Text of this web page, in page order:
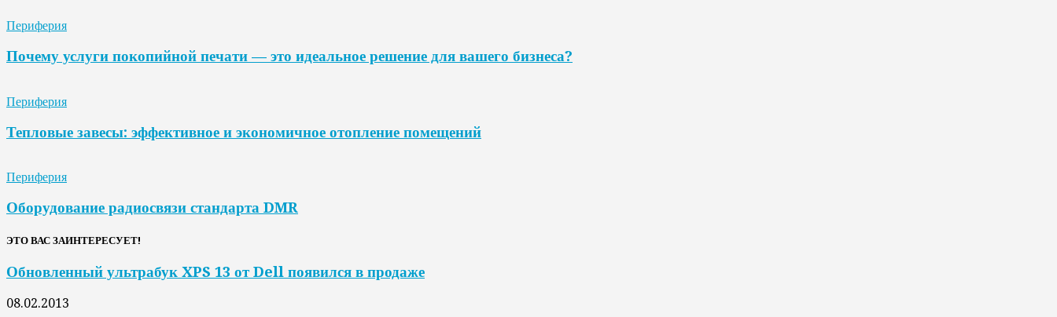
Периферия
Почему услуги покопийной печати — это идеальное решение для вашего бизнеса?
Периферия
Тепловые завесы: эффективное и экономичное отопление помещений
Периферия
Оборудование радиосвязи стандарта DMR
ЭТО ВАС ЗАИНТЕРЕСУЕТ!
Обновленный ультрабук XPS 13 от Dell появился в продаже
08.02.2013